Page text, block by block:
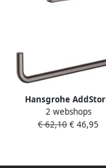
Hansgrohe
Handdoekhouder 18
cm Brushed Black
2 webshops
€ 62,10 € 46,95